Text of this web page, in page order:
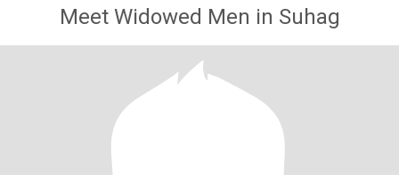
Meet Widowed Men in Suhag